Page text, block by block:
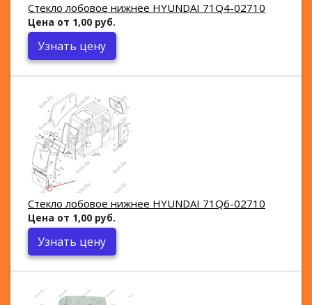
Стекло лобовое нижнее HYUNDAI 71Q4-02710
Цена от 1,00 руб.
Узнать цену
Стекло лобовое нижнее HYUNDAI 71Q6-02710
Цена от 1,00 руб.
Узнать цену